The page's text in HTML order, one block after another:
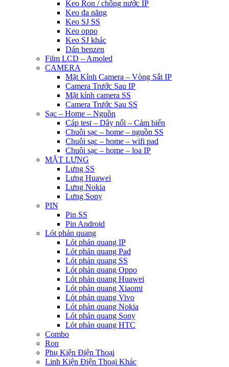
Keo Ron / chống nước IP
Keo đa năng
Keo SJ SS
Keo oppo
Keo SJ khác
Dán benzen
Film LCD – Amoled
CAMERA
Mặt Kính Camera – Vòng Sắt IP
Camera Trước Sau IP
Mặt kính camera SS
Camera Trước Sau SS
Sạc – Home – Nguồn
Cáp test – Dây nối – Cảm biến
Chuôi sạc – home – nguồn SS
Chuôi sạc – home – wifi pad
Chuôi sạc – home – loa IP
MẶT LƯNG
Lưng SS
Lưng Huawei
Lưng Nokia
Lưng Sony
PIN
Pin SS
Pin Android
Lót phản quang
Lót phản quang IP
Lót phản quang Pad
Lót phản quang SS
Lót phản quang Oppo
Lót phản quang Huawei
Lót phản quang Xiaomi
Lót phản quang Vivo
Lót phản quang Nokia
Lót phản quang Sony
Lót phản quang HTC
Combo
Ron
Phụ Kiện Điện Thoại
Linh Kiện Điện Thoại Khác